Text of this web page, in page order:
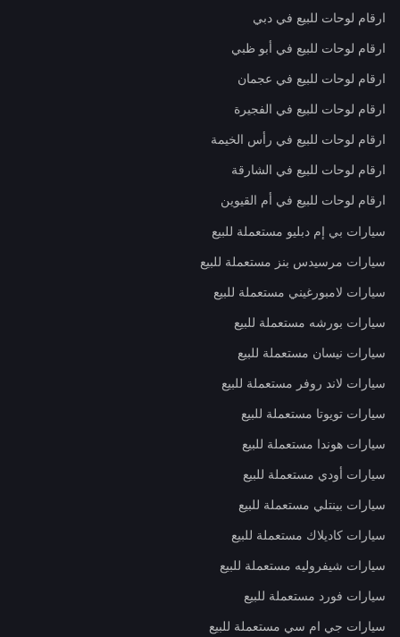
ارقام لوحات للبيع في دبي
ارقام لوحات للبيع في أبو ظبي
ارقام لوحات للبيع في عجمان
ارقام لوحات للبيع في الفجيرة
ارقام لوحات للبيع في رأس الخيمة
ارقام لوحات للبيع في الشارقة
ارقام لوحات للبيع في أم القيوين
سيارات بي إم دبليو مستعملة للبيع
سيارات مرسيدس بنز مستعملة للبيع
سيارات لامبورغيني مستعملة للبيع
سيارات بورشه مستعملة للبيع
سيارات نيسان مستعملة للبيع
سيارات لاند روفر مستعملة للبيع
سيارات تويوتا مستعملة للبيع
سيارات هوندا مستعملة للبيع
سيارات أودي مستعملة للبيع
سيارات بينتلي مستعملة للبيع
سيارات كاديلاك مستعملة للبيع
سيارات شيفروليه مستعملة للبيع
سيارات فورد مستعملة للبيع
سيارات جي ام سي مستعملة للبيع